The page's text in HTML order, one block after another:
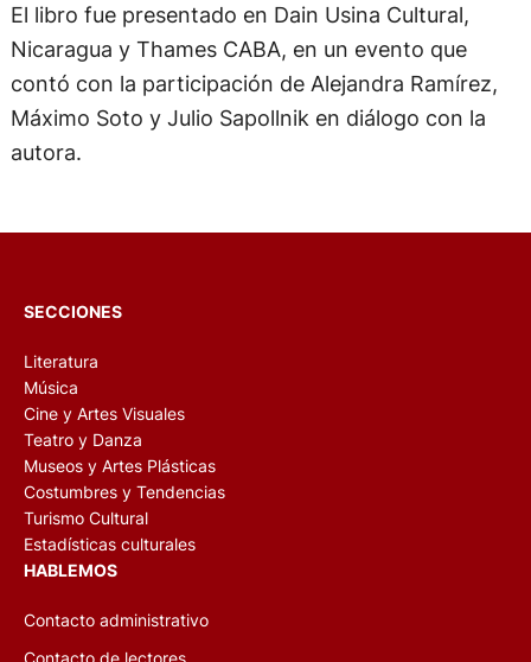
El libro fue presentado en Dain Usina Cultural,
Nicaragua y Thames CABA, en un evento que
contó con la participación de Alejandra Ramírez,
Máximo Soto y Julio Sapollnik en diálogo con la
autora.
SECCIONES
Literatura
Música
Cine y Artes Visuales
Teatro y Danza
Museos y Artes Plásticas
Costumbres y Tendencias
Turismo Cultural
Estadísticas culturales
HABLEMOS
Contacto administrativo